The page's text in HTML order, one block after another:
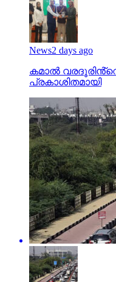
News2 days ago
കമാൽ
പ്രകാശിതമായി